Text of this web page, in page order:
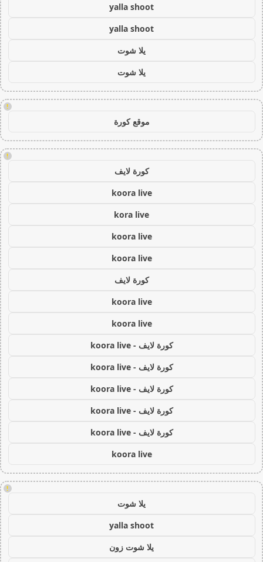
yalla shoot
yalla shoot
يلا شوت
يلا شوت
!
موقع كورة
!
كورة لايف
koora live
kora live
koora live
koora live
كورة لايف
koora live
koora live
كورة لايف - koora live
كورة لايف - koora live
كورة لايف - koora live
كورة لايف - koora live
كورة لايف - koora live
koora live
!
يلا شوت
yalla shoot
يلا شوت زون